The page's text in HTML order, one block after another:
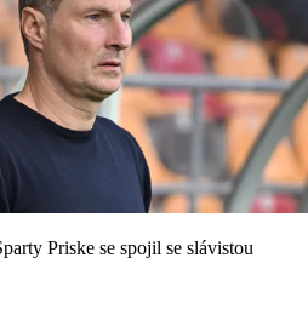
Priske se spojil se slávistou